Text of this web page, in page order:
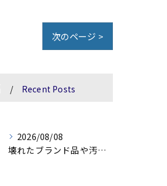
次のページ >
Recent Posts
2026/08/08
壊れたブランド品や汚れアクセサリーの買取価値解説